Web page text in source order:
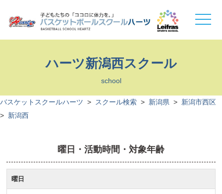
toggle
ハーツ新潟西スクール
school
バスケットスクールハーツ > スクール検索 > 新潟県 > 新潟市西区
> 新潟西
曜日・活動時間・対象年齢
曜日